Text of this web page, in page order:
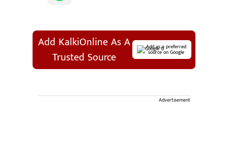
Add KalkiOnline As A
Trusted Source
Add as a preferred
source on Google
Advertisement